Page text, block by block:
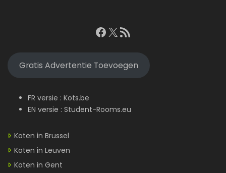
Facebook
X RSS feed
Gratis Advertentie Toevoegen
FR versie : Kots.be
EN versie : Student-Rooms.eu
Koten in Brussel
Koten in Leuven
Koten in Gent